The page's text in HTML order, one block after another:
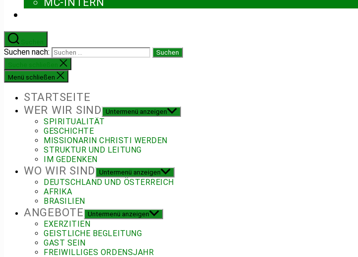
Suchen nach:
Menü schließen
STARTSEITE
WER WIR SIND
Untermenü anzeigen
SPIRITUALITÄT
GESCHICHTE
MISSIONARIN CHRISTI WERDEN
STRUKTUR UND LEITUNG
IM GEDENKEN
WO WIR SIND Untermenü anzeigen
DEUTSCHLAND UND ÖSTERREICH
AFRIKA
BRASILIEN
ANGEBOTE Untermenü anzeigen
EXERZITIEN
GEISTLICHE BEGLEITUNG
GAST SEIN
FREIWILLIGES ORDENSJAHR